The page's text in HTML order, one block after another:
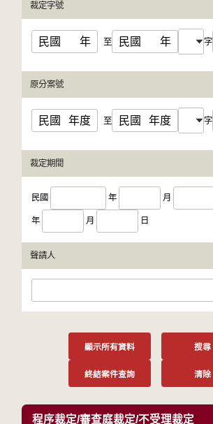
裁定字號
民國 年 至 民國 年 字
原分案號
民國 年度 至 民國 年度 字
裁定期間
民國 年 月
年 月 日
聲請人
顯示所有資料 搜尋
終結案件查詢 清除
程序裁定/審查庭裁定/不受理裁定